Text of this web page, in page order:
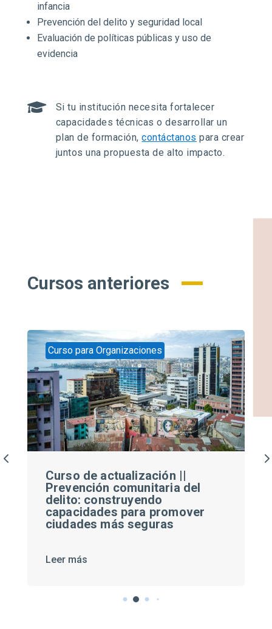
infancia
Prevención del delito y seguridad local
Evaluación de políticas públicas y uso de
evidencia

Si tu institución necesita fortalecer
capacidades técnicas o desarrollar un
plan de formación,contáctanos para crear
juntos una propuesta de alto impacto.
Cursos anteriores
Curso para Organizaciones
Curso de actualización ||
Prevención comunitaria del
delito: construyendo
capacidades para promover
ciudades más seguras
Leer más